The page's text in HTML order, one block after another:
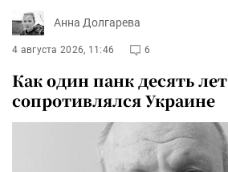
Анна Долгарева
4 августа 2026, 11:46 6
Как один панк десять лет
сопротивлялся Украине